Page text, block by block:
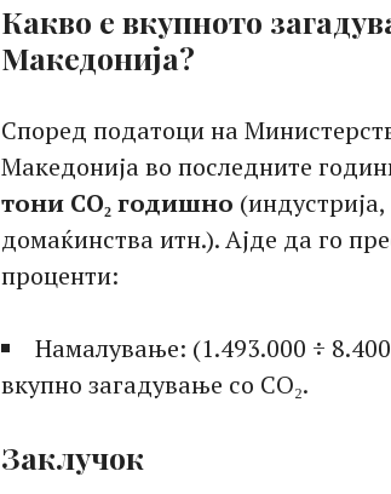
Какво е вкупното
Македонија?
Според податоци на
Македонија во последните
тони CO₂ годишно
домаќинства итн.). Ајде да го
проценти:
Намалување: (1.493.000 ÷
вкупно загадување со CO₂.
Заклучок